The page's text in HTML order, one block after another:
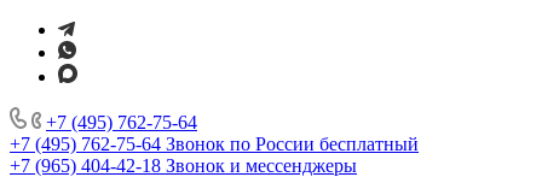
+7 (495) 762-75-64
+7 (495) 762-75-64 Звонок по России бесплатный
+7 (965) 404-42-18 Звонок и мессенджеры